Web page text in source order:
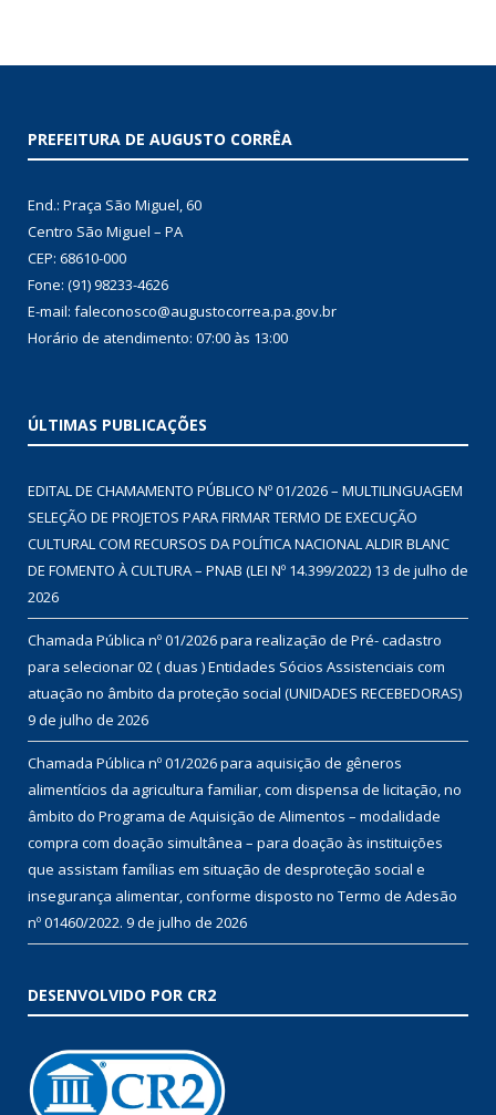
PREFEITURA DE AUGUSTO CORRÊA
End.: Praça São Miguel, 60
Centro São Miguel – PA
CEP: 68610-000
Fone: (91) 98233-4626
E-mail: faleconosco@augustocorrea.pa.gov.br
Horário de atendimento: 07:00 às 13:00
ÚLTIMAS PUBLICAÇÕES
EDITAL DE CHAMAMENTO PÚBLICO Nº 01/2026 – MULTILINGUAGEM
SELEÇÃO DE PROJETOS PARA FIRMAR TERMO DE EXECUÇÃO
CULTURAL COM RECURSOS DA POLÍTICA NACIONAL ALDIR BLANC
DE FOMENTO À CULTURA – PNAB (LEI Nº 14.399/2022) 13 de julho de
2026
Chamada Pública nº 01/2026 para realização de Pré- cadastro
para selecionar 02 ( duas ) Entidades Sócios Assistenciais com
atuação no âmbito da proteção social (UNIDADES RECEBEDORAS)
9 de julho de 2026
Chamada Pública nº 01/2026 para aquisição de gêneros
alimentícios da agricultura familiar, com dispensa de licitação, no
âmbito do Programa de Aquisição de Alimentos – modalidade
compra com doação simultânea – para doação às instituições
que assistam famílias em situação de desproteção social e
insegurança alimentar, conforme disposto no Termo de Adesão
nº 01460/2022. 9 de julho de 2026
DESENVOLVIDO POR CR2